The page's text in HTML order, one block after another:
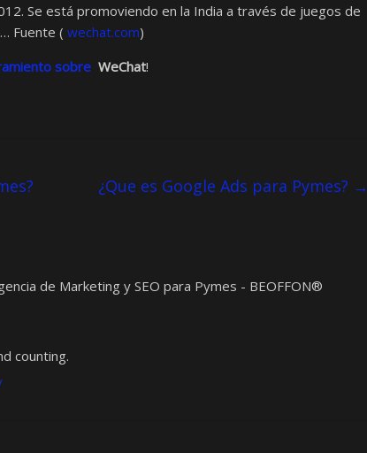
Se está promoviendo en la India a través de juegos de
Fuente ( wechat.com)
sobre WeChat!
¿Que es Google Ads para Pymes? →
de Marketing y SEO para Pymes - BEOFFON®
counting.